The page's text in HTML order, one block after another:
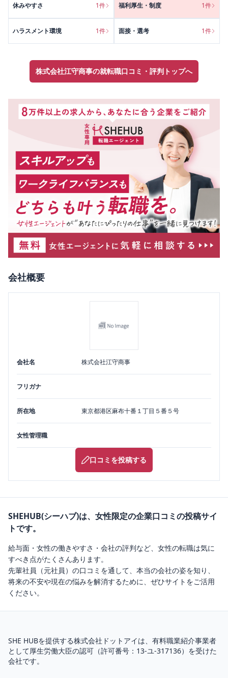
休みやすさ 1件 福利厚生・制度 1件
ハラスメント環境 1件 面接・選考 1件
株式会社江守商事の就転職口コミ・評判トップへ
会社概要
会社名 株式会社江守商事
フリガナ
所在地 東京都港区麻布十番１丁目５番５号
女性管理職
口コミを投稿する
SHEHUB(シーハブ)は、女性限定の企業口コミの投稿サイ
トです。
給与面・女性の働きやすさ・会社の評判など、女性の転職は気に
すべき点がたくさんあります。
先輩社員（元社員）の口コミを通して、本当の会社の姿を知り、
将来の不安や現在の悩みを解消するために、ぜひサイトをご活用
ください。
SHE HUBを提供する株式会社ドットアイは、 有料職業紹介事業者
として厚生労働大臣の認可（許可番号：13-ユ-317136）を受けた
会社です。